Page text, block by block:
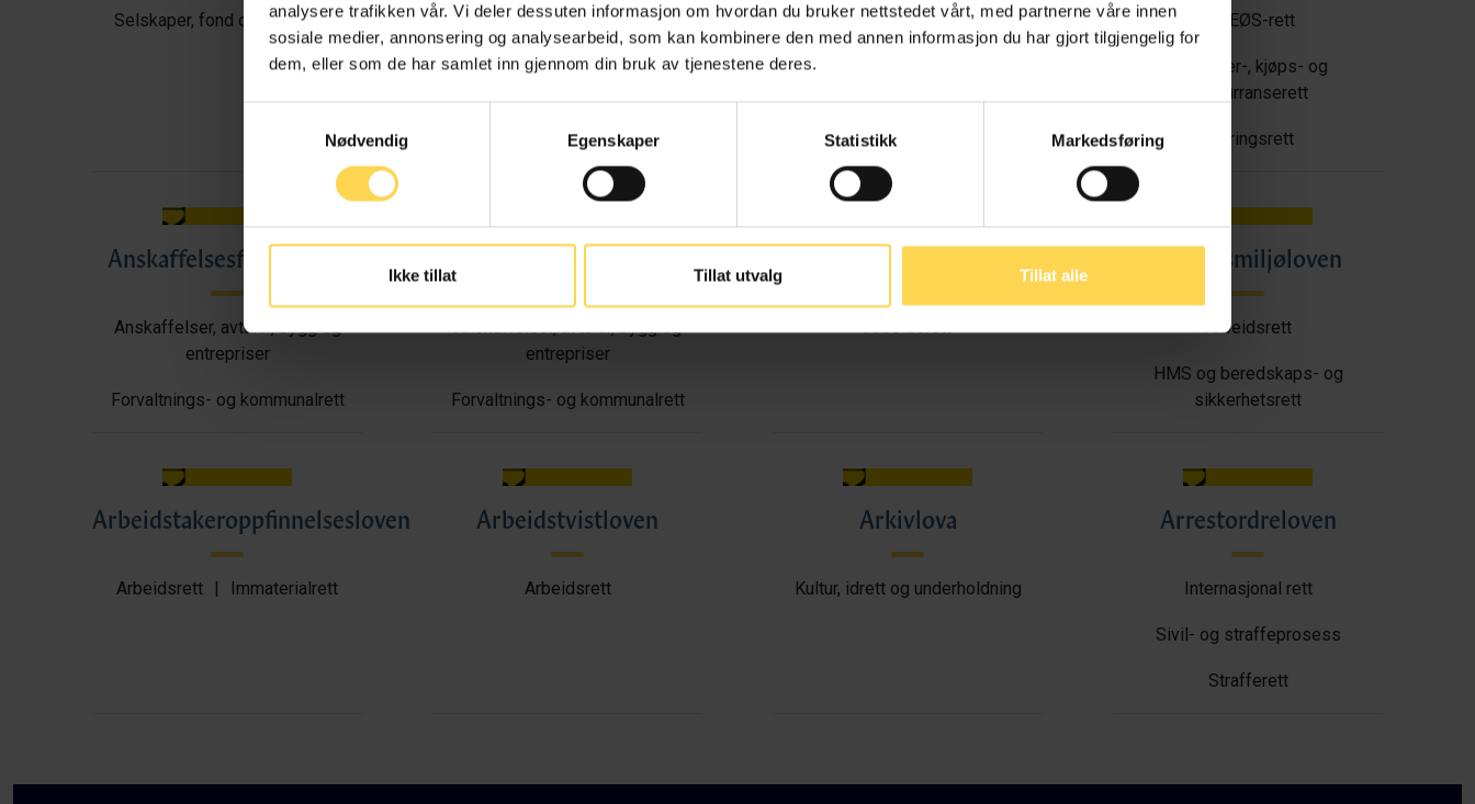
analysere trafikken vår. Vi deler dessuten informasjon om hvordan du bruker nettstedet vårt, med partnerne våre innen
sosiale medier, annonsering og analysearbeid, som kan kombinere den med annen informasjon du har gjort tilgjengelig for
dem, eller som de har samlet inn gjennom din bruk av tjenestene deres.
Nødvendig
Egenskaper Statistikk Markedsføring
Ikke tillat Tillat utvalg Tillat alle
Selskaper, fond og foreninger Arbeidsrett
Helse- og omsorgsrett
EU/EØS-rett
Forbruker-, kjøps- og
konkurranserett
Næringsrett
Anskaffelsesforskriften
Anskaffelser, avtaler, bygg og
entrepriser
Forvaltnings- og kommunalrett
Anskaffelsesloven
Anskaffelser, avtaler, bygg og
entrepriser
Forvaltnings- og kommunalrett
Arbeidsmarkedsloven
Arbeidsrett
Arbeidsmiljøloven
Arbeidsrett
HMS og beredskaps- og
sikkerhetsrett
Arbeidstakeroppfinnelsesloven
Arbeidsrett | Immaterialrett
Arbeidstvistloven
Arbeidsrett
Arkivlova
Kultur, idrett og underholdning
Arrestordreloven
Internasjonal rett
Sivil- og straffeprosess
Strafferett